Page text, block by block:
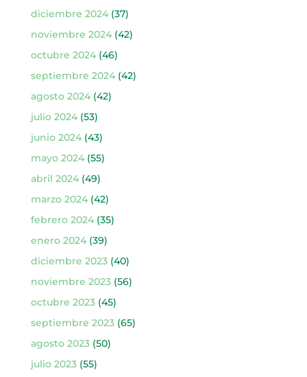
diciembre 2024(37)
noviembre 2024(42)
octubre 2024(46)
septiembre 2024(42)
agosto 2024(42)
julio 2024(53)
junio 2024(43)
mayo 2024(55)
abril 2024(49)
marzo 2024(42)
febrero 2024(35)
enero 2024(39)
diciembre 2023(40)
noviembre 2023(56)
octubre 2023(45)
septiembre 2023(65)
agosto 2023(50)
julio 2023(55)